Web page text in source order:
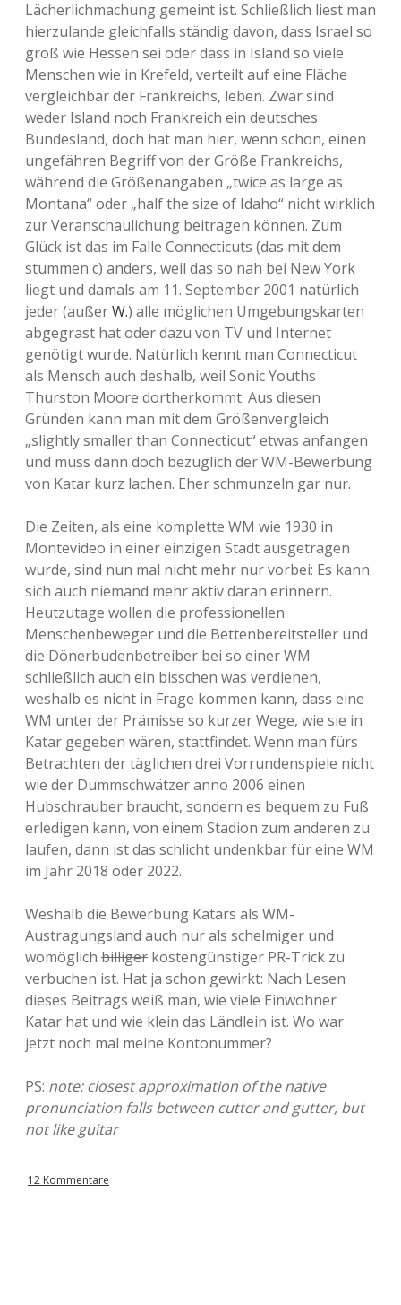
Lächerlichmachung gemeint ist. Schließlich liest man
hierzulande gleichfalls ständig davon, dass Israel so
groß wie Hessen sei oder dass in Island so viele
Menschen wie in Krefeld, verteilt auf eine Fläche
vergleichbar der Frankreichs, leben. Zwar sind
weder Island noch Frankreich ein deutsches
Bundesland, doch hat man hier, wenn schon, einen
ungefähren Begriff von der Größe Frankreichs,
während die Größenangaben „twice as large as
Montana“ oder „half the size of Idaho“ nicht wirklich
zur Veranschaulichung beitragen können. Zum
Glück ist das im Falle Connecticuts (das mit dem
stummen c) anders, weil das so nah bei New York
liegt und damals am 11. September 2001 natürlich
jeder (außerW.) alle möglichen Umgebungskarten
abgegrast hat oder dazu von TV und Internet
genötigt wurde. Natürlich kennt man Connecticut
als Mensch auch deshalb, weil Sonic Youths
Thurston Moore dortherkommt. Aus diesen
Gründen kann man mit dem Größenvergleich
„slightly smaller than Connecticut“ etwas anfangen
und muss dann doch bezüglich der WM-Bewerbung
von Katar kurz lachen. Eher schmunzeln gar nur.
Die Zeiten, als eine komplette WM wie 1930 in
Montevideo in einer einzigen Stadt ausgetragen
wurde, sind nun mal nicht mehr nur vorbei: Es kann
sich auch niemand mehr aktiv daran erinnern.
Heutzutage wollen die professionellen
Menschenbeweger und die Bettenbereitsteller und
die Dönerbudenbetreiber bei so einer WM
schließlich auch ein bisschen was verdienen,
weshalb es nicht in Frage kommen kann, dass eine
WM unter der Prämisse so kurzer Wege, wie sie in
Katar gegeben wären, stattfindet. Wenn man fürs
Betrachten der täglichen drei Vorrundenspiele nicht
wie der Dummschwätzer anno 2006 einen
Hubschrauber braucht, sondern es bequem zu Fuß
erledigen kann, von einem Stadion zum anderen zu
laufen, dann ist das schlicht undenkbar für eine WM
im Jahr 2018 oder 2022.
Weshalb die Bewerbung Katars als WM-
Austragungsland auch nur als schelmiger und
womöglich billiger kostengünstiger PR-Trick zu
verbuchen ist. Hat ja schon gewirkt: Nach Lesen
dieses Beitrags weiß man, wie viele Einwohner
Katar hat und wie klein das Ländlein ist. Wo war
jetzt noch mal meine Kontonummer?
PS: note: closest approximation of the native
pronunciation falls between cutter and gutter, but
not like guitar
12 Kommentare